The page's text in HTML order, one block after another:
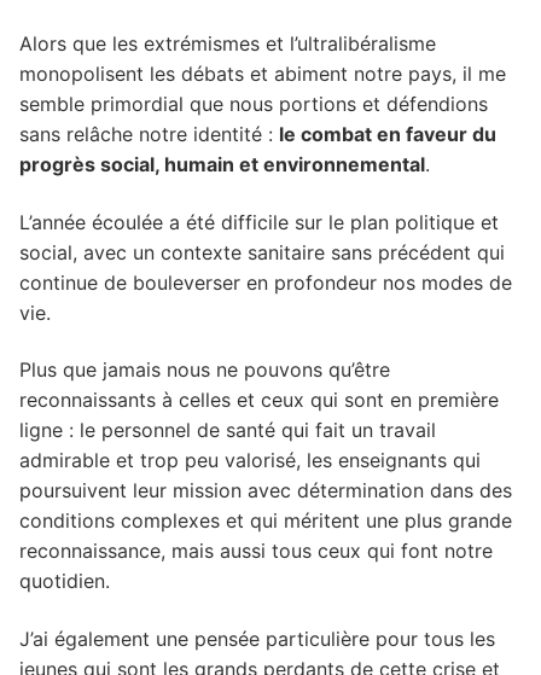
Alors que les extrémismes et l’ultralibéralisme
monopolisent les débats et abiment notre pays, il me
semble primordial que nous portions et défendions
sans relâche notre identité : le combat en faveur du
progrès social, humain et environnemental.
L’année écoulée a été difficile sur le plan politique et
social, avec un contexte sanitaire sans précédent qui
continue de bouleverser en profondeur nos modes de
vie.
Plus que jamais nous ne pouvons qu’être
reconnaissants à celles et ceux qui sont en première
ligne : le personnel de santé qui fait un travail
admirable et trop peu valorisé, les enseignants qui
poursuivent leur mission avec détermination dans des
conditions complexes et qui méritent une plus grande
reconnaissance, mais aussi tous ceux qui font notre
quotidien.
J’ai également une pensée particulière pour tous les
jeunes qui sont les grands perdants de cette crise et